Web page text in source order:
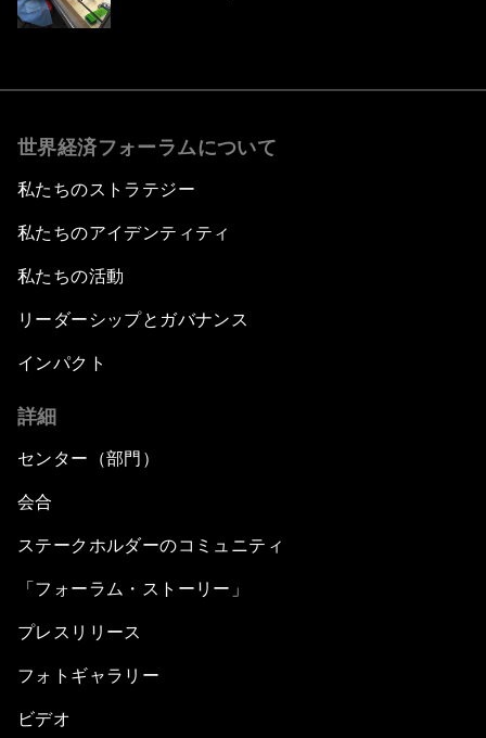
世界経済フォーラムについて
私たちのストラテジー
私たちのアイデンティティ
私たちの活動
リーダーシップとガバナンス
インパクト
詳細
センター（部門）
会合
ステークホルダーのコミュニティ
「フォーラム・ストーリー」
プレスリリース
フォトギャラリー
ビデオ